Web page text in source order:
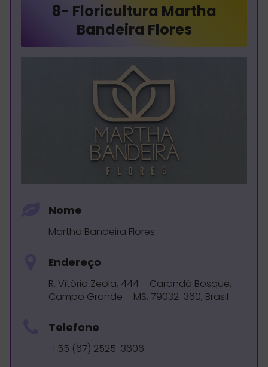
8- Floricultura Martha
Bandeira Flores
Nome
Martha Bandeira Flores
Endereço
R. Vitório Zeola, 444 – Carandá Bosque,
Campo Grande – MS, 79032-360, Brasil
Telefone
+55 (67) 2525-3606